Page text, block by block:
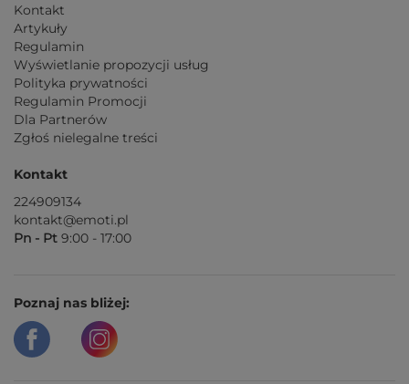
Kontakt
Artykuły
Regulamin
Wyświetlanie propozycji usług
Polityka prywatności
Regulamin Promocji
Dla Partnerów
Zgłoś nielegalne treści
Kontakt
224909134
kontakt@emoti.pl
Pn - Pt 9:00 - 17:00
Poznaj nas bliżej: